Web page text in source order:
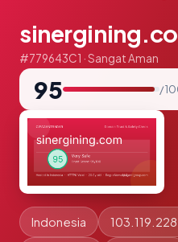
#779643C1 · Sangat Aman
95 /
Indonesia